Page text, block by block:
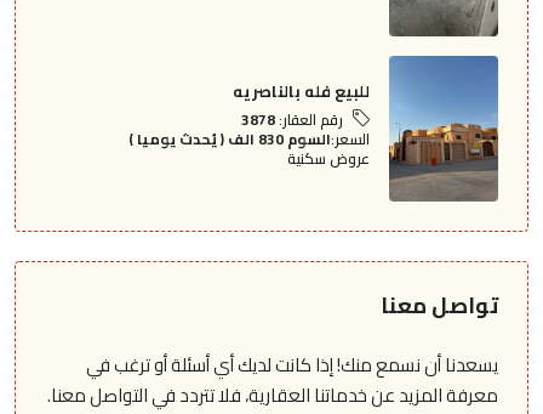
للبيع فله بالناصريه
رقم العقار:3878
السعر:السوم 830 الف ( يُحدث يوميا )
عروض سكنية
تواصل معنا
يسعدنا أن نسمع منك! إذا كانت لديك أي أسئلة أو ترغب في
معرفة المزيد عن خدماتنا العقارية، فلا تتردد في التواصل معنا.